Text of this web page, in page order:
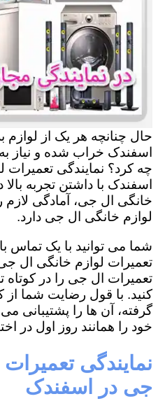
حال چنانچه هر یک از
اسفندک خراب شده و نیاز به
چه کرد؟ نمایندگی تعمیرات
اسفندک با داشتن تجربه بالا
خانگی ال جی، آمادگی لازم
لوازم خانگی ال جی دارد.
شما می توانید با یک تماس
تعمیرات لوازم خانگی ال
تعمیرات ال جی را در
کنید. با قول رضایت شما
گرفته، آن ها را پشتیبانی
خود را همانند روز اول در
نمایندگی
جی در اسفندک